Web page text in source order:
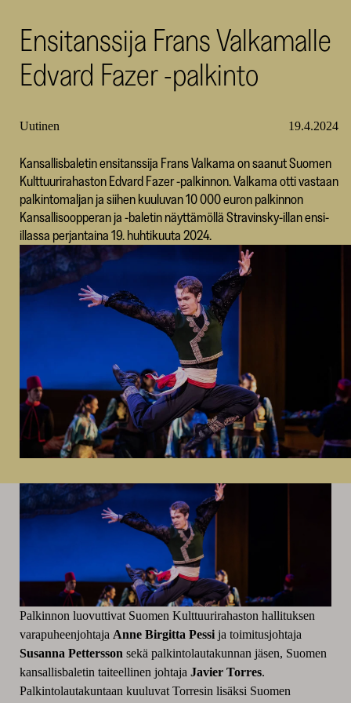
Ensitanssija Frans Valkamalle
Edvard Fazer -palkinto
Uutinen 19.4.2024
Kansallisbaletin ensitanssija Frans Valkama on saanut Suomen
Kulttuurirahaston Edvard Fazer -palkinnon. Valkama otti vastaan
palkintomaljan ja siihen kuuluvan 10 000 euron palkinnon
Kansallisoopperan ja -baletin näyttämöllä Stravinsky-illan ensi-
illassa perjantaina 19. huhtikuuta 2024.
Palkinnon luovuttivat Suomen Kulttuurirahaston hallituksen
varapuheenjohtaja Anne Birgitta Pessi ja toimitusjohtaja
Susanna Pettersson sekä palkintolautakunnan jäsen, Suomen
kansallisbaletin taiteellinen johtaja Javier Torres.
Palkintolautakuntaan kuuluvat Torresin lisäksi Suomen